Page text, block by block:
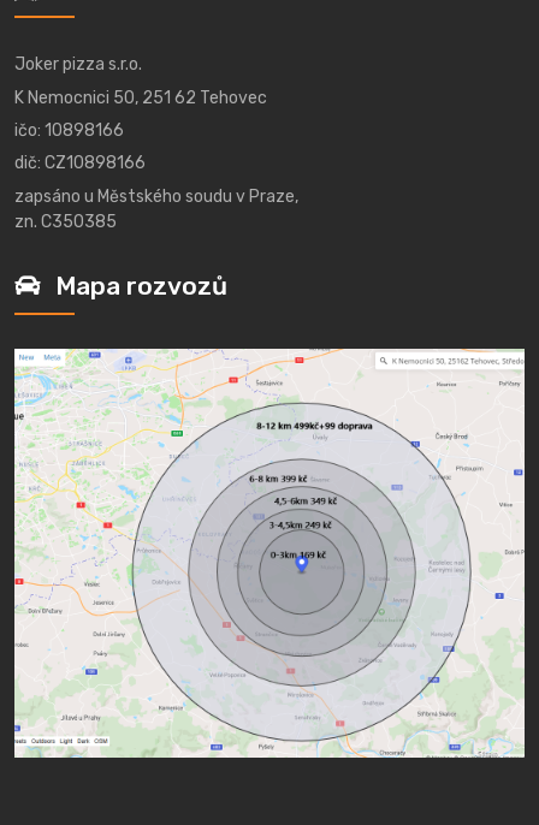
Joker pizza s.r.o.
K Nemocnici 50, 251 62 Tehovec
ičo: 10898166
dič: CZ10898166
zapsáno u Městského soudu v Praze,
zn. C350385
Mapa rozvozů